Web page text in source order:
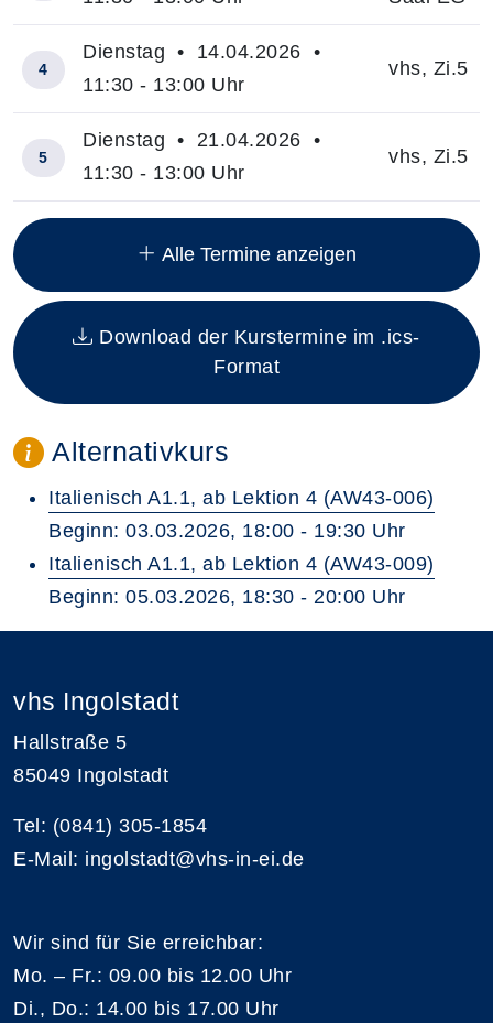
Insgesamt gibt es 14 Termine zum diesen Kurs
4
Dienstag • 14.04.2026 •
11:30 - 13:00 Uhr
vhs, Zi.5
5
Dienstag • 21.04.2026 •
11:30 - 13:00 Uhr
vhs, Zi.5
Alle Termine anzeigen
Download der Kurstermine im .ics-
Format
Alternativkurs
Italienisch A1.1, ab Lektion 4 (AW43-006)
Beginn: 03.03.2026, 18:00 - 19:30 Uhr
Italienisch A1.1, ab Lektion 4 (AW43-009)
Beginn: 05.03.2026, 18:30 - 20:00 Uhr
vhs Ingolstadt
Hallstraße 5
85049 Ingolstadt
Tel: (0841) 305-1854
E-Mail: ingolstadt@vhs-in-ei.de
Wir sind für Sie erreichbar:
Mo. – Fr.: 09.00 bis 12.00 Uhr
Di., Do.: 14.00 bis 17.00 Uhr